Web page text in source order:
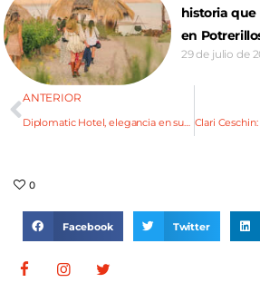
historia que
en
29 de julio de
ANTERIOR
Diplomatic Hotel, elegancia en sus renovados espacios
0
Facebook Twitter